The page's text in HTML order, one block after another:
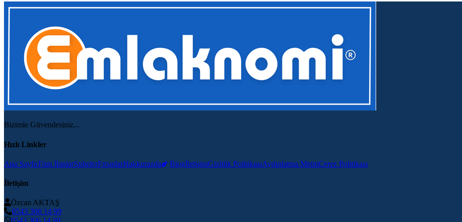
Bizimle Güvendesiniz...
Hızlı Linkler
Ana SayfaTüm İlanlarŞubelerFırsatlarHakkımızda BlogİletişimGizlilik PolitikasıAydınlatma MetniÇerez Politikası
İletişim
Özcan AKTAŞ
0543 306 14 99